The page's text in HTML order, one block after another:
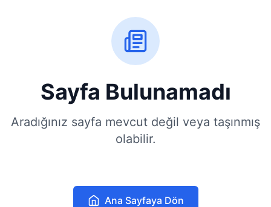
Sayfa Bulunamadı
Aradığınız sayfa mevcut değil veya taşınmış
olabilir.
Ana Sayfaya Dön